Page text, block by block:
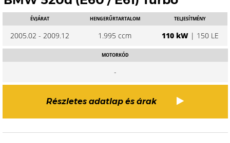
ÉVJÁRAT
2005.02 - 2009.12
HENGERŰRTARTALOM
1.995 ccm
TELJESÍTMÉNY
110 kW| 150 LE
MOTORKÓD
-
Részletes adatlap és árak